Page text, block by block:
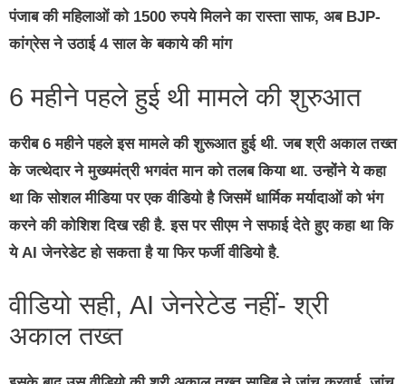
पंजाब की महिलाओं को 1500 रुपये मिलने का रास्ता साफ, अब BJP-
कांग्रेस ने उठाई 4 साल के बकाये की मांग
6 महीने पहले हुई थी मामले की शुरुआत
करीब 6 महीने पहले इस मामले की शुरूआत हुई थी. जब श्री अकाल तख्त
के जत्थेदार ने मुख्यमंत्री भगवंत मान को तलब किया था. उन्होंने ये कहा
था कि सोशल मीडिया पर एक वीडियो है जिसमें धार्मिक मर्यादाओं को भंग
करने की कोशिश दिख रही है. इस पर सीएम ने सफाई देते हुए कहा था कि
ये AI जेनरेडेट हो सकता है या फिर फर्जी वीडियो है.
वीडियो सही, AI जेनरेटेड नहीं- श्री
अकाल तख्त